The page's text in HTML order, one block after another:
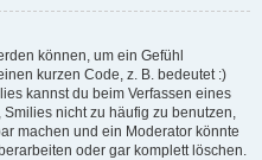
können, um ein Gefühl
kurzen Code, z. B. bedeutet :)
kannst du beim Verfassen eines
nicht zu häufig zu benutzen,
machen und ein Moderator könnte
oder gar komplett löschen.